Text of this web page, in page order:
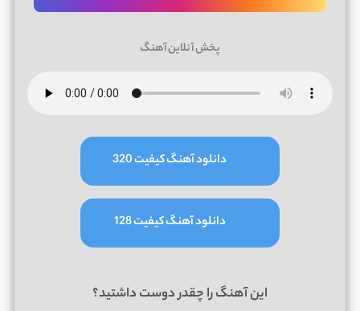
پخش آنلاین آهنگ
دانلود آهنگ کیفیت 320
دانلود آهنگ کیفیت 128
این آهنگ را چقدر دوست داشتید؟